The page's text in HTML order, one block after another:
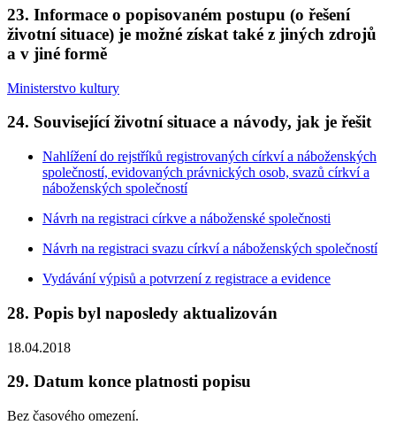
23. Informace o popisovaném postupu (o řešení
životní situace) je možné získat také z jiných zdrojů
a v jiné formě
Ministerstvo kultury
24. Související životní situace a návody, jak je řešit
Nahlížení do rejstříků registrovaných církví a náboženských
společností, evidovaných právnických osob, svazů církví a
náboženských společností
Návrh na registraci církve a náboženské společnosti
Návrh na registraci svazu církví a náboženských společností
Vydávání výpisů a potvrzení z registrace a evidence
28. Popis byl naposledy aktualizován
18.04.2018
29. Datum konce platnosti popisu
Bez časového omezení.